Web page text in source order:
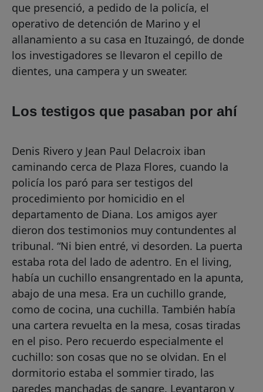
que presenció, a pedido de la policía, el
operativo de detención de Marino y el
allanamiento a su casa en Ituzaingó, de donde
los investigadores se llevaron el cepillo de
dientes, una campera y un sweater.
Los testigos que pasaban por ahí
Denis Rivero y Jean Paul Delacroix iban
caminando cerca de Plaza Flores, cuando la
policía los paró para ser testigos del
procedimiento por homicidio en el
departamento de Diana. Los amigos ayer
dieron dos testimonios muy contundentes al
tribunal. “Ni bien entré, vi desorden. La puerta
estaba rota del lado de adentro. En el living,
había un cuchillo ensangrentado en la apunta,
abajo de una mesa. Era un cuchillo grande,
como de cocina, una cuchilla. También había
una cartera revuelta en la mesa, cosas tiradas
en el piso. Pero recuerdo especialmente el
cuchillo: son cosas que no se olvidan. En el
dormitorio estaba el sommier tirado, las
paredes manchadas de sangre. Levantaron y